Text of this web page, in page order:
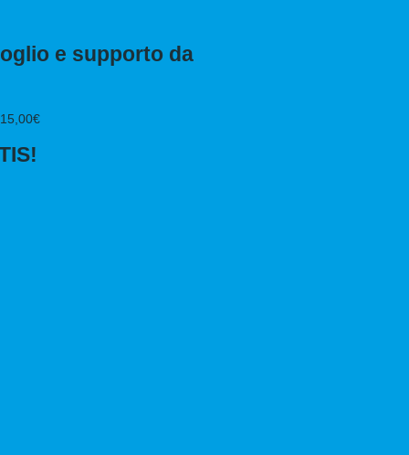
e supporto da